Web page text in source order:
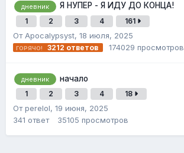
дневник Я НУПЕР - Я ИДУ ДО КОНЦА!
1 2 3 4 161
От Apocalypsyst, 18 июля, 2025
3212 ответов 174029 просмотров
дневник начало
1 2 3 4 18
От perelol, 19 июня, 2025
341 ответ 35105 просмотров